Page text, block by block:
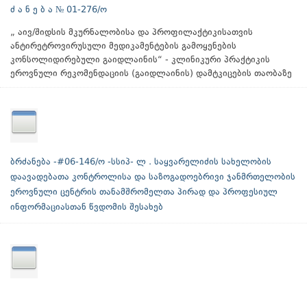
ძ ა ნ ე ბ ა № 01-276/ო
„ აივ/შიდსის მკურნალობისა და პროფილაქტიკისათვის
ანტირეტროვირუსული მედიკამენტების გამოყენების
კონსოლიდირებული გაიდლაინის“ - კლინიკური პრაქტიკის
ეროვნული რეკომენდაციის (გაიდლაინის) დამტკიცების თაობაზე
ბრძანება -#06-146/ო -სსიპ- ლ . საყვარელიძის სახელობის
დაავადებათა კონტროლისა და საზოგადოებრივი ჯანმრთელობის
ეროვნული ცენტრის თანამშრომელთა პირად და პროფესიულ
ინფორმაციასთან წვდომის შესახებ